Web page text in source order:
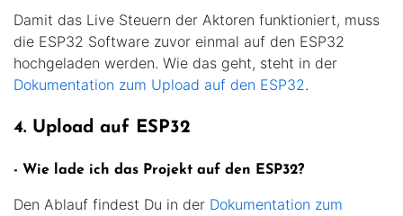
Damit das Live Steuern der Aktoren funktioniert, muss
die ESP32 Software zuvor einmal auf den ESP32
hochgeladen werden. Wie das geht, steht in der
Dokumentation zum Upload auf den ESP32.
4. Upload auf ESP32
- Wie lade ich das Projekt auf den ESP32?
Den Ablauf findest Du in der Dokumentation zum